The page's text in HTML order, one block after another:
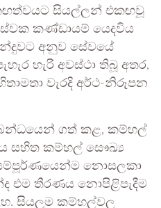
සියල්ලන් එකඟවූ
කණ්ඩායම් යෙදවිය
අනුව සේවයේ
හැරි අවස්ථා තිබූ අතර,
වැරදි අර්ථ-නිරූපන
ගත් කළ, කම්හල්
සහිත කම්හල් සෞඛ්‍ය
නොසලකා
එම තීරණය නොපිළිපැදීම
සියලූම කම්හල්වල